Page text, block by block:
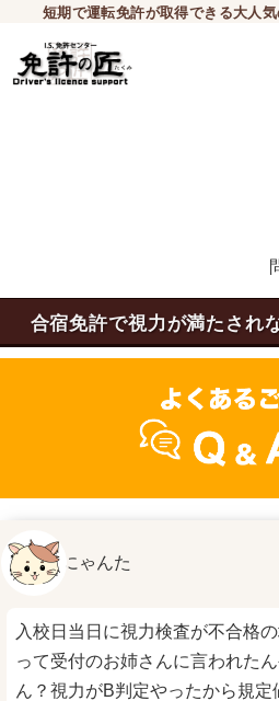
短期で運転免許が取得できる大人
合宿免許で視力が満たされ
にゃんた
入校日当日に視力検査が不合格
って受付のお姉さんに言われた
ん？視力がB判定やったから規